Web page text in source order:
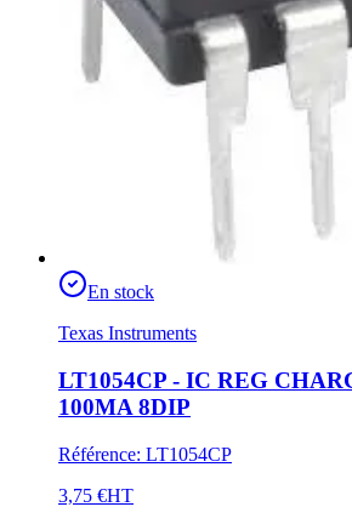
En stock
Texas Instruments
LT1054CP - IC REG
100MA 8DIP
Référence: LT1054CP
3,75 €HT